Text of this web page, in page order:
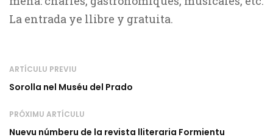
La entrada ye llibre y gratuita.
ARTÍCULU PREVIU
Sorolla nel Muséu del Prado
PRÓXIMU ARTÍCULU
Nuevu númberu de la revista lliteraria Formientu